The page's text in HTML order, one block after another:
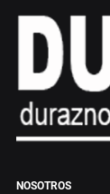
NOSOTROS